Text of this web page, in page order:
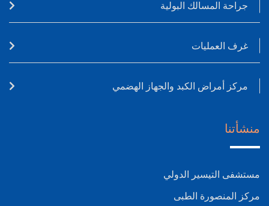
جراحة المسالك البولية
غرف العمليات
مركز أمراض الكبد والجهاز الهضمي
منشأتنا
مستشفى التيسير الدولي
مركز المنصورة الطبى